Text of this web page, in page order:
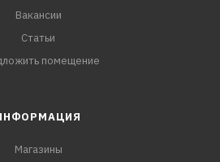
Вакансии
Статьи
помещение
Магазины